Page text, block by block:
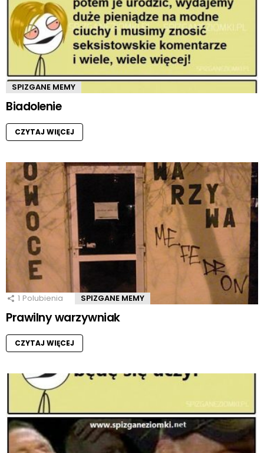
SPIZGANE MEMY
Biadolenie
CZYTAJ WIĘCEJ
1 Polubienia SPIZGANE MEMY
Prawilny warzywniak
CZYTAJ WIĘCEJ